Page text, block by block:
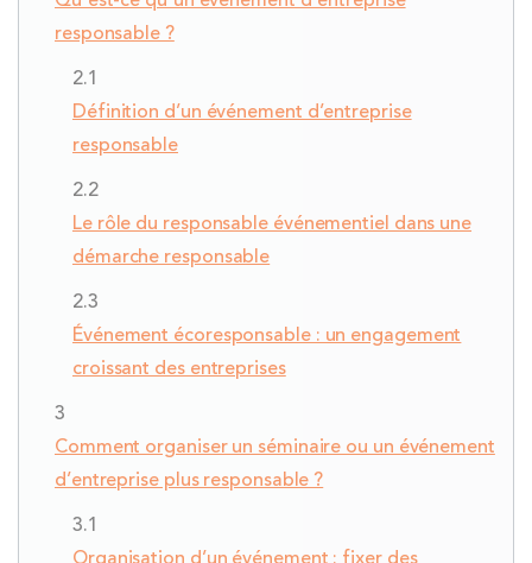
responsable ?
Définition d’un événement d’entreprise
responsable
Le rôle du responsable événementiel dans une
démarche responsable
Événement écoresponsable : un engagement
croissant des entreprises
Comment organiser un séminaire ou un événement
d’entreprise plus responsable ?